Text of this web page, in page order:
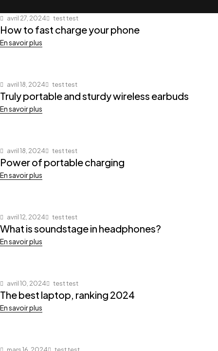
avril 27, 2024 test test
How to fast charge your phone
En savoir plus
avril 18, 2024 test test
Truly portable and sturdy wireless earbuds
En savoir plus
avril 18, 2024 test test
Power of portable charging
En savoir plus
avril 12, 2024 test test
What is soundstage in headphones?
En savoir plus
avril 10, 2024 test test
The best laptop, ranking 2024
En savoir plus